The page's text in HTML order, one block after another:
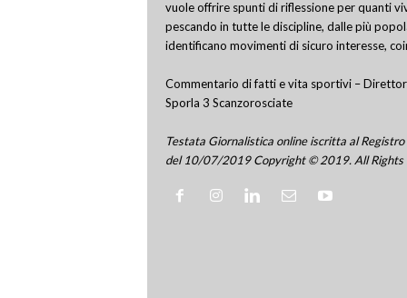
vuole offrire spunti di riflessione per quanti
pescando in tutte le discipline, dalle più
identificano movimenti di sicuro interesse,
Commentario di fatti e vita sportivi –
Sporla 3 Scanzorosciate
Testata Giornalistica online iscritta al
del 10/07/2019 Copyright © 2019. All Rights